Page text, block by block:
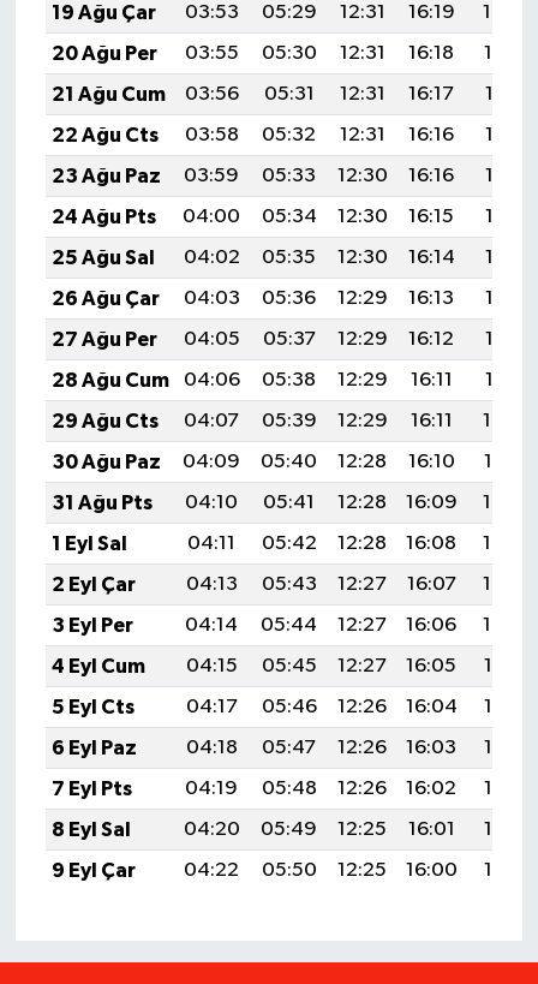
19 Ağu Çar
03:53 05:29 12:31 16:19
19:24
20 Ağu Per
03:55 05:30 12:31 16:18
19:22
21 Ağu Cum
03:56 05:31 12:31 16:17
19:21
22 Ağu Cts
03:58 05:32 12:31 16:16
19:19
23 Ağu Paz
03:59 05:33 12:30 16:16
19:18
24 Ağu Pts
04:00 05:34 12:30 16:15
19:16
25 Ağu Sal
04:02 05:35 12:30 16:14
19:15
26 Ağu Çar
04:03 05:36 12:29 16:13
19:13
27 Ağu Per
04:05 05:37 12:29 16:12
19:12
28 Ağu Cum
04:06 05:38 12:29 16:11
19:10
29 Ağu Cts
04:07 05:39 12:29 16:11
19:08
30 Ağu Paz
04:09 05:40 12:28 16:10
19:07
31 Ağu Pts
04:10 05:41 12:28 16:09
19:05
1 Eyl Sal
04:11 05:42 12:28 16:08
19:04
2 Eyl Çar
04:13 05:43 12:27 16:07
19:02
3 Eyl Per
04:14 05:44 12:27 16:06
19:00
4 Eyl Cum
04:15 05:45 12:27 16:05
18:59
5 Eyl Cts
04:17 05:46 12:26 16:04
18:57
6 Eyl Paz
04:18 05:47 12:26 16:03
18:55
7 Eyl Pts
04:19 05:48 12:26 16:02
18:54
8 Eyl Sal
04:20 05:49 12:25 16:01
18:52
9 Eyl Çar
04:22 05:50 12:25 16:00 18:50